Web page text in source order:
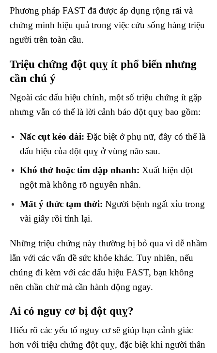
Phương pháp FAST đã được áp dụng rộng rãi và
chứng minh hiệu quả trong việc cứu sống hàng triệu
người trên toàn cầu.
Triệu chứng đột quỵ ít phổ biến nhưng
cần chú ý
Ngoài các dấu hiệu chính, một số triệu chứng ít gặp
nhưng vẫn có thể là lời cảnh báo đột quỵ bao gồm:
Nấc cụt kéo dài: Đặc biệt ở phụ nữ, đây có thể là
dấu hiệu của đột quỵ ở vùng não sau.
Khó thở hoặc tim đập nhanh: Xuất hiện đột
ngột mà không rõ nguyên nhân.
Mất ý thức tạm thời: Người bệnh ngất xỉu trong
vài giây rồi tỉnh lại.
Những triệu chứng này thường bị bỏ qua vì dễ nhầm
lẫn với các vấn đề sức khỏe khác. Tuy nhiên, nếu
chúng đi kèm với các dấu hiệu FAST, bạn không
nên chần chừ mà cần hành động ngay.
Ai có nguy cơ bị đột quỵ?
Hiểu rõ các yếu tố nguy cơ sẽ giúp bạn cảnh giác
hơn với triệu chứng đột quỵ, đặc biệt khi người thân